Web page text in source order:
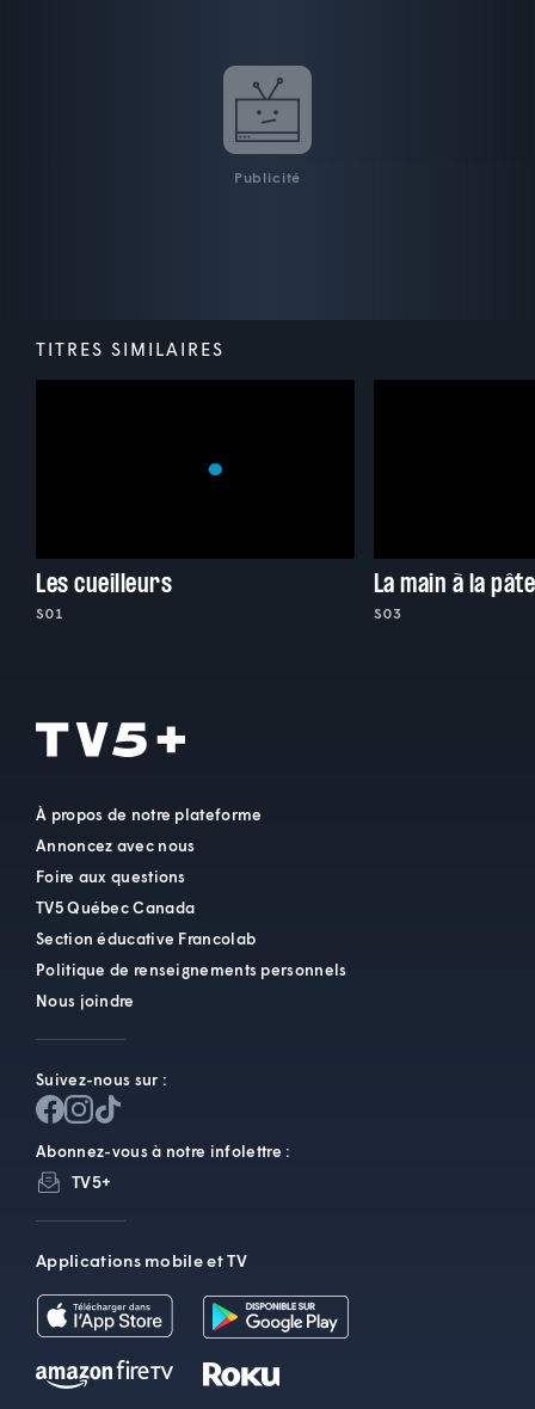
Publicité
TITRES SIMILAIRES
Les cueilleurs
S01
La main à la pâte
S03
À propos de notre plateforme
Annoncez avec nous
Foire aux questions
TV5 Québec Canada
Section éducative Francolab
Politique de renseignements personnels
Nous joindre
Suivez-nous sur :
Abonnez-vous à notre infolettre :
TV5+
Applications mobile et TV